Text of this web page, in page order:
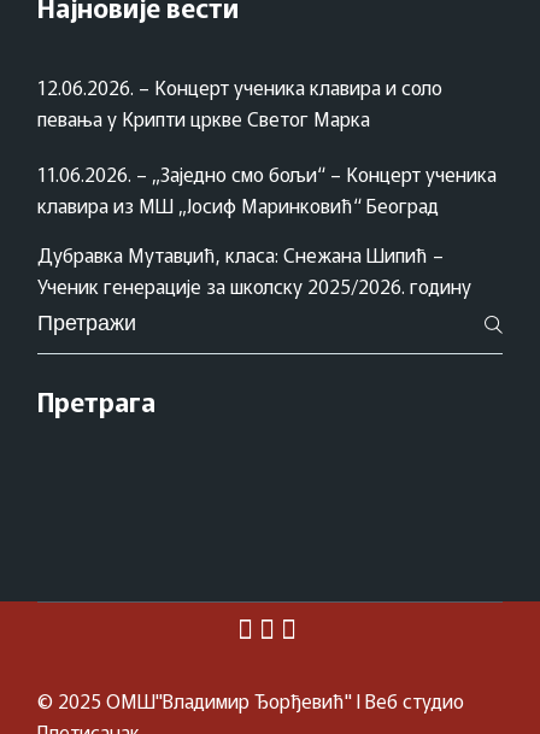
12.06.2026. – Концерт ученика клавира и соло
певања у Крипти цркве Светог Марка
11.06.2026. – „Заједно смо бољи“ – Концерт ученика
клавира из МШ „Јосиф Маринковић“ Београд
Дубравка Мутавџић, класа: Снежана Шипић –
Ученик генерације за школску 2025/2026. годину
Pretraži
za:
Претрага
© 2025ОМШ"Владимир Ђорђевић"I Веб студио